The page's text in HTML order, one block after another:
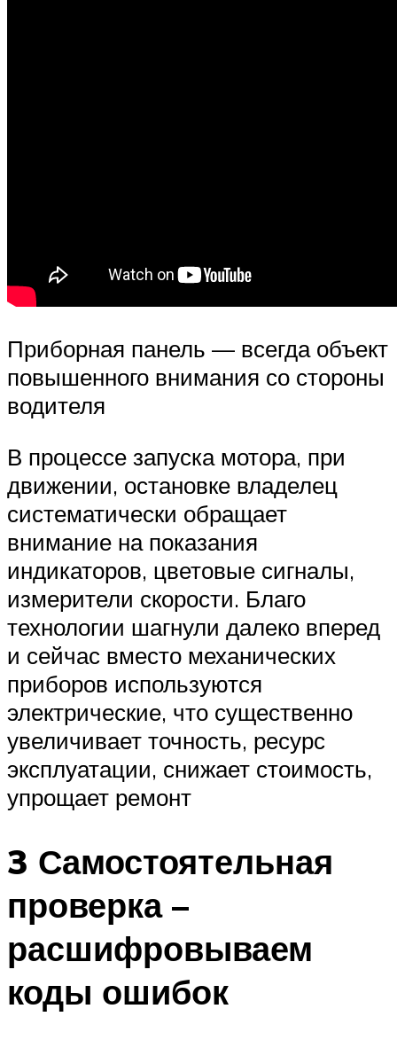
Приборная панель — всегда объект
повышенного внимания со стороны
водителя
В процессе запуска мотора, при
движении, остановке владелец
систематически обращает
внимание на показания
индикаторов, цветовые сигналы,
измерители скорости. Благо
технологии шагнули далеко вперед
и сейчас вместо механических
приборов используются
электрические, что существенно
увеличивает точность, ресурс
эксплуатации, снижает стоимость,
упрощает ремонт
3 Самостоятельная
проверка –
расшифровываем
коды ошибок